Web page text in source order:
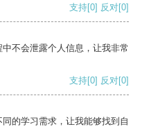
支持[0] 反对[0]
不会泄露个人信息，让我非常
支持[0] 反对[0]
的学习需求，让我能够找到自